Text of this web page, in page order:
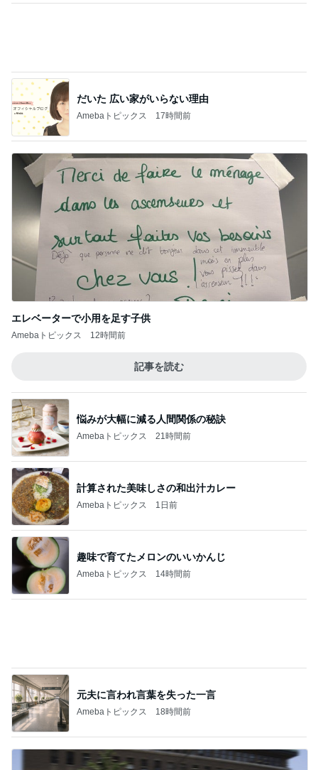
エレベーターで小用を足す子供
Amebaトピックス 12時間前
記事を読む
悩みが大幅に減る人間関係の秘訣
Amebaトピックス 21時間前
Amebaトピックス 1日前
趣味で育てたメロンのいいかんじ
Amebaトピックス 14時間前
元夫に言われ言葉を失った一言
Amebaトピックス 18時間前